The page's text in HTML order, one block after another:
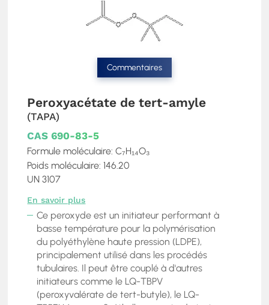
Commentaires
Peroxyacétate de tert-amyle
(TAPA)
CAS 690-83-5
Formule moléculaire: C₇H₁₄O₃
Poids moléculaire: 146.20
UN 3107
En savoir plus
Ce peroxyde est un initiateur performant à
basse température pour la polymérisation
du polyéthylène haute pression (LDPE),
principalement utilisé dans les procédés
tubulaires. Il peut être couplé à d'autres
initiateurs comme le LQ-TBPV
(peroxyvalérate de tert-butyle), le LQ-